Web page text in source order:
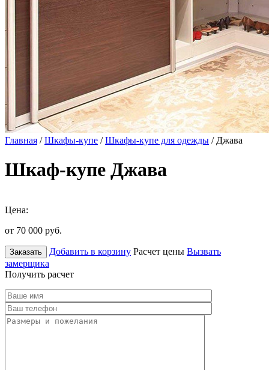
Главная /Шкафы-купе /Шкафы-купе для одежды / Джава
Шкаф-купе Джава
Цена:
от 70 000 руб.
Заказать Добавить в корзину Расчет цены Вызвать
замерщика
Получить расчет